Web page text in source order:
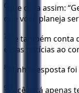
6
que dizia assim:
que você planeja
7
Ele também
essas notícias ao
8 Minha resposta
9 Você está